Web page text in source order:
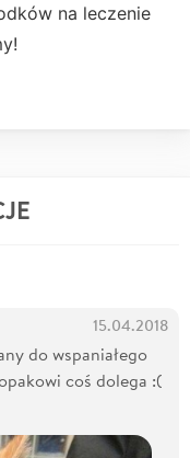
na leczenie
15.04.2018
do wspaniałego
coś dolega :(